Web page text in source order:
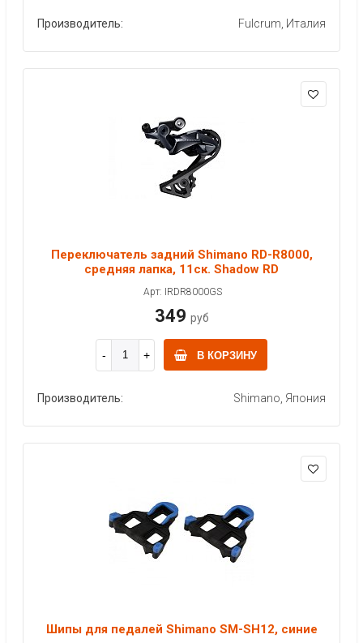
Производитель: Fulcrum, Италия
Переключатель задний Shimano RD-R8000,
средняя лапка, 11ск. Shadow RD
Арт: IRDR8000GS
349 руб
В КОРЗИНУ
Производитель: Shimano, Япония
Шипы для педалей Shimano SM-SH12, синие